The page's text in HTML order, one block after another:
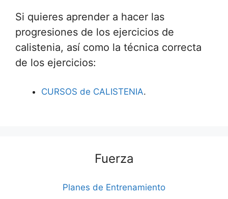
Si quieres aprender a hacer las
progresiones de los ejercicios de
calistenia, así como la técnica correcta
de los ejercicios:
CURSOS de CALISTENIA.
Fuerza
Planes de Entrenamiento